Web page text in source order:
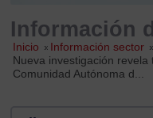
Información
Inicio » Información sector »
Nueva investigación
Comunidad Autónoma d...